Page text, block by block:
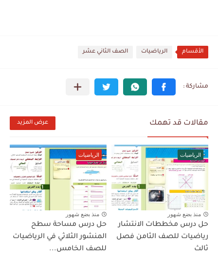
الأقسام الرياضيات الصف الثاني عشر
مقالات قد تهمك عرض المزيد
الرياضيات
منذ بضع شهور
حل درس مخططات الانتشار
رياضيات للصف الثامن فصل
ثالث
الرياضيات
منذ بضع شهور
حل درس مساحة سطح
المنشور الثلاثي في الرياضيات
للصف الخامس...